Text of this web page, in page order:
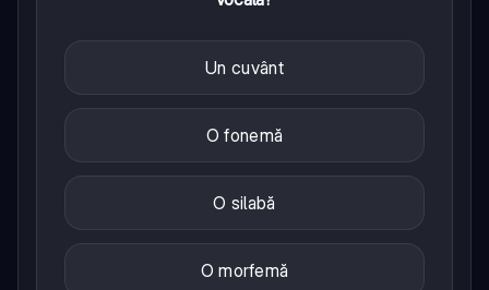
Un cuvânt
O fonemă
O silabă
O morfemă